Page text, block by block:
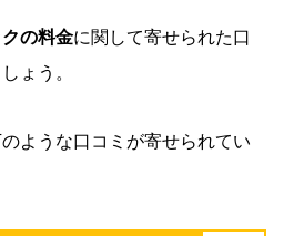
の料金に関して寄せられた口
ょう。
ような口コミが寄せられてい